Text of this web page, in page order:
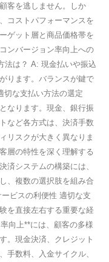
客を逃しません。しか
コストパフォーマンスを
ゲット層と商品価格帯を
ンバージョン率向上への
法は？ A: 現金払いや振込
ります。バランスが鍵で
切な支払い方法の選定
なります。現金、銀行振
など各方式は、決済手数
リスクが大きく異なりま
層の特性を深く理解する
済システムの構築には、
、複数の選択肢を組み合
ビスの利便性 適切な支
を直接左右する重要な経
向上**には、顧客の多様
。現金決済、クレジット
手数料、入金サイクル、